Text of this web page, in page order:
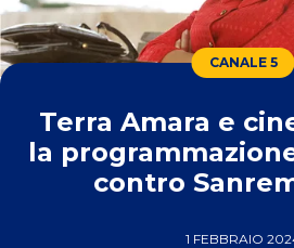
CANALE 5
Terra Amara e
la
contro
1 FEBBRAIO